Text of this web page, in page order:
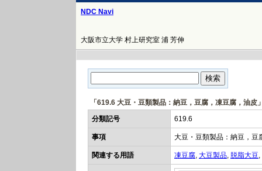
NDC Navi
大阪市立大学 村上研究室 浦 芳伸
「619.6 大豆・豆類製品：納豆，豆腐，凍豆腐，油皮
分類記号
619.6
事項 大豆・豆類製品：納豆，豆
関連する用語 凍豆腐, 大豆製品, 脱脂大豆,